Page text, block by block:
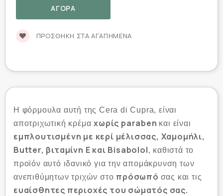
ΠΡΟΣΘΉΚΗ ΣΤΑ ΑΓΑΠΗΜΈΝΑ
Η φόρμουλα αυτή της Cera di Cupra, είναι
αποτριχωτική κρέμαχωρίς paraben και είναι
εμπλουτισμένη με κερί μέλισσας, Χαμομήλι,
Butter, βιταμίνη Ε και Bisabolol, καθιστά το
προϊόν αυτό ιδανικό για την απομάκρυνση των
ανεπιθύμητων τριχών στο πρόσωπό σας και τις
ευαίσθητες περιοχές του σώματός σας.